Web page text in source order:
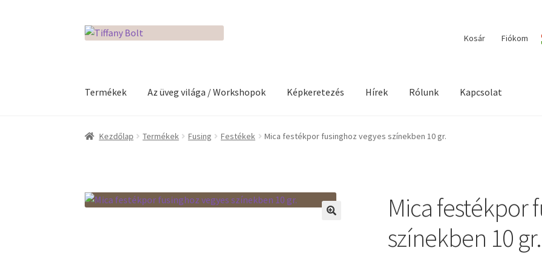
Ugrás
Kilépés
Kosár Fiókom
Termékek Az üveg világa / Workshopok Képkeretezés Hírek Rólunk Kapcsolat
Kezdőlap Adatkezelési tájékoztató Az üveg világa / Workshopok Elérhetőségeink Fiókom
Kezdőlap Termékek Fusing Festékek Mica festékpor fusinghoz vegyes színekben 10 gr.
Mica festékpor
színekben 10 gr.